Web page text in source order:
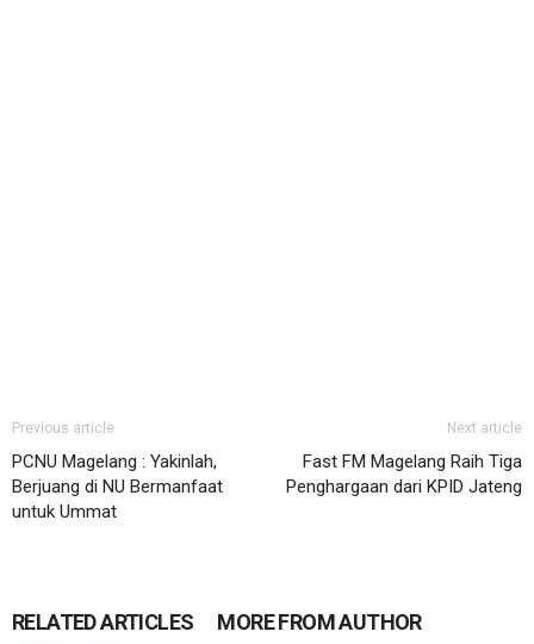
Previous article
PCNU Magelang : Yakinlah,
Berjuang di NU Bermanfaat
untuk Ummat
Next article
Fast FM Magelang Raih Tiga
Penghargaan dari KPID Jateng
RELATED ARTICLES MORE FROM AUTHOR